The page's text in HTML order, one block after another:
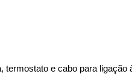
termostato e cabo para ligação